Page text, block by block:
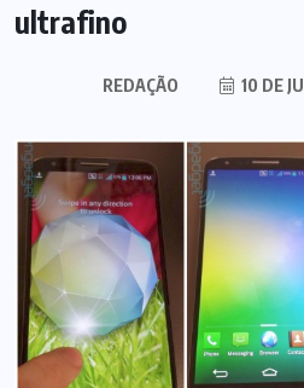
ultrafino
REDAÇÃO 10 DE